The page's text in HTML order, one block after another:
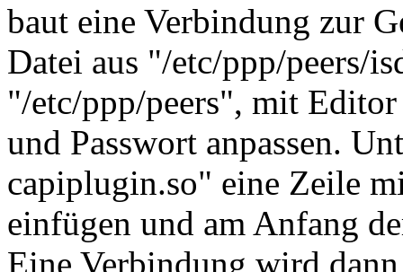
baut eine Verbindung zur
Datei aus "/etc/ppp/peers/
"/etc/ppp/peers", mit Editor
und Passwort anpassen.
capiplugin.so" eine Zeile
einfügen und am Anfang
Eine Verbindung wird